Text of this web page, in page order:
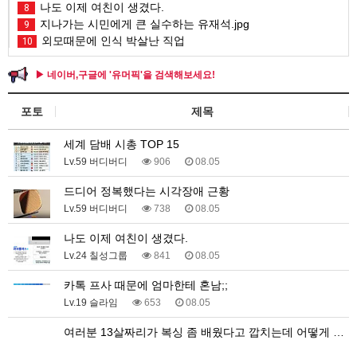
8 나도 이제 여친이 생겼다.
9 지나가는 시민에게 큰 실수하는 유재석.jpg
10 외모때문에 인식 박살난 직업
▶ 네이버,구글에 '유머픽'을 검색해보세요!
포토 제목
세계 담배 시총 TOP 15
Lv.59 버디버디 906 08.05
드디어 정복했다는 시각장애 근황
Lv.59 버디버디 738 08.05
나도 이제 여친이 생겼다.
Lv.24 칠성그룹 841 08.05
카톡 프사 때문에 엄마한테 혼남;;
Lv.19 슬라임 653 08.05
여러분 13살짜리가 복싱 좀 배웠다고 깝치는데 어떻게 …